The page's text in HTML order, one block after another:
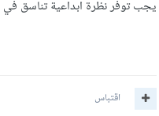
يجب توفر نظرة ابداعية تناسق
اقتباس